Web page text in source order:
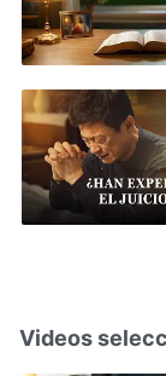
Videos